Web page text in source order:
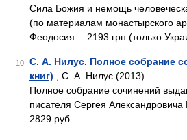
Сила Божия и немощь
(по материалам монастырского
Феодосия… 2193 грн (только
10
С. А. Нилус. Полное собрание
книг) , С. А. Нилус (2013)
Полное собрание сочинений
писателя Сергея Александровича
2829 руб